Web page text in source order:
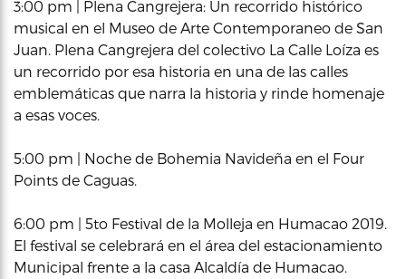
3:00 pm | Plena Cangrejera: Un recorrido histórico
musical en el Museo de Arte Contemporaneo de San
Juan. Plena Cangrejera del colectivo La Calle Loíza es
un recorrido por esa historia en una de las calles
emblemáticas que narra la historia y rinde homenaje
a esas voces.
5:00 pm | Noche de Bohemia Navideña en el Four
Points de Caguas.
6:00 pm | 5to Festival de la Molleja en Humacao 2019.
El festival se celebrará en el área del estacionamiento
Municipal frente a la casa Alcaldía de Humacao.